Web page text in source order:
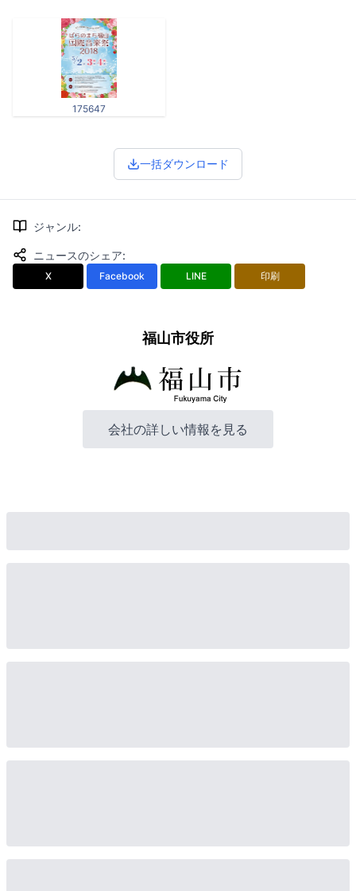
175647
一括ダウンロード
ジャンル:
ニュースのシェア:
X Facebook LINE 印刷
福山市役所
会社の詳しい情報を見る